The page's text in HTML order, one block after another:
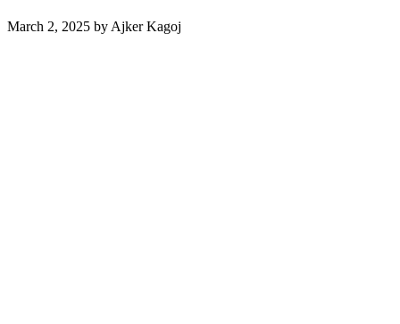
March 2, 2025 by Ajker Kagoj